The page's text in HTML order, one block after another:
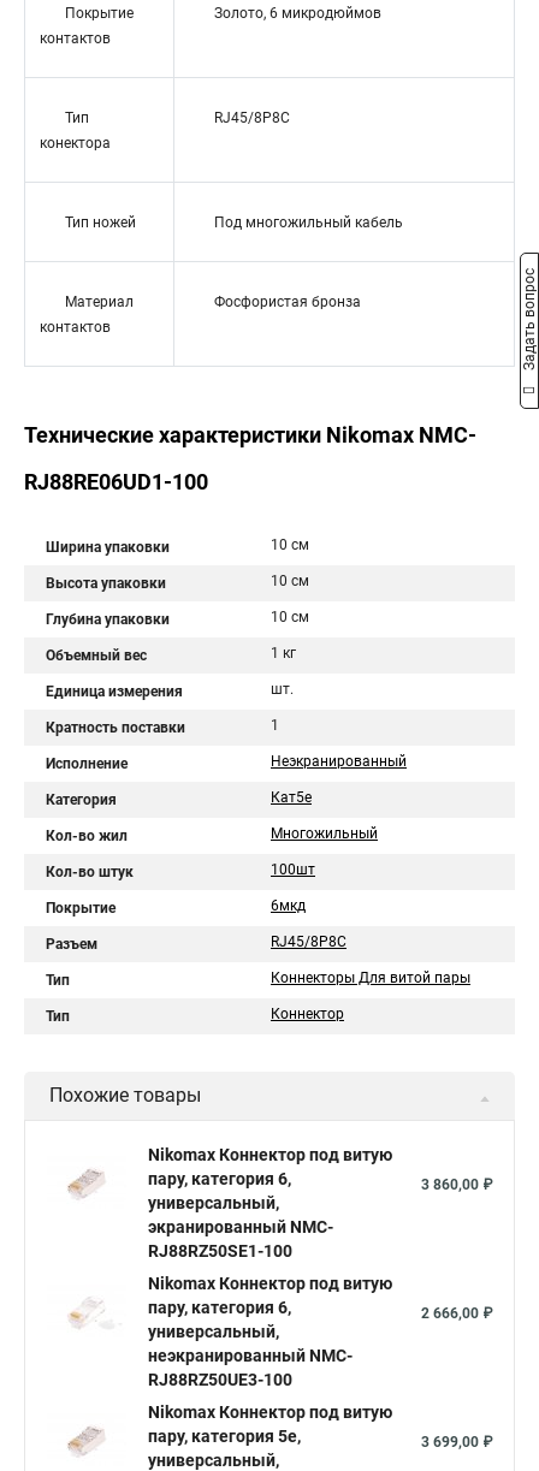
Покрытие
контактов
Золото, 6 микродюймов
Тип
конектора
RJ45/8P8C
Тип ножей Под многожильный кабель
Материал
контактов
Фосфористая бронза
Технические характеристики Nikomax NMC-
RJ88RE06UD1-100
Ширина упаковки 10 см
Высота упаковки 10 см
Глубина упаковки 10 см
Объемный вес 1 кг
Единица измерения шт.
Кратность поставки 1
Исполнение Неэкранированный
Категория Кат5е
Кол-во жил Многожильный
Кол-во штук 100шт
Покрытие 6мкд
Разъем RJ45/8P8C
Тип Коннекторы Для витой пары
Тип Коннектор
Похожие товары
Nikomax Коннектор под витую
пару, категория 6,
универсальный,
экранированный NMC-
RJ88RZ50SE1-100
3 860,00 ₽
Nikomax Коннектор под витую
пару, категория 6,
универсальный,
неэкранированный NMC-
RJ88RZ50UE3-100
2 666,00 ₽
Nikomax Коннектор под витую
пару, категория 5е,
универсальный,
3 699,00 ₽
Задать вопрос